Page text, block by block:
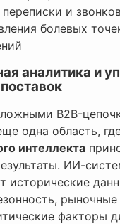
переписки и
болевых
аналитика и
B2B-
одна область,
интеллекта
ИИ-
исторические
факторы